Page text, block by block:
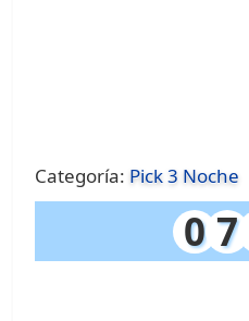
Categoría: Pick 3 Noche
0 7